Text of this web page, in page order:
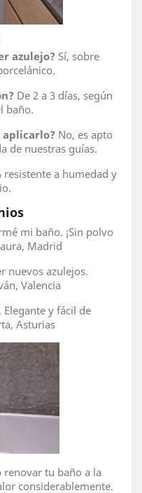
azulejo? Sí, sobre
De 2 a 3 días, según
baño.
aplicarlo? No, es apto
de nuestras guías.
resistente a humedad y
mi baño. ¡Sin polvo
Madrid
nuevos azulejos.
Valencia
y fácil de
Asturias
renovar tu baño a la
considerablemente.